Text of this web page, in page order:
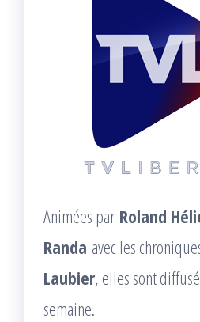
Animées par Roland
Randa avec les
Laubier, elles sont
semaine.